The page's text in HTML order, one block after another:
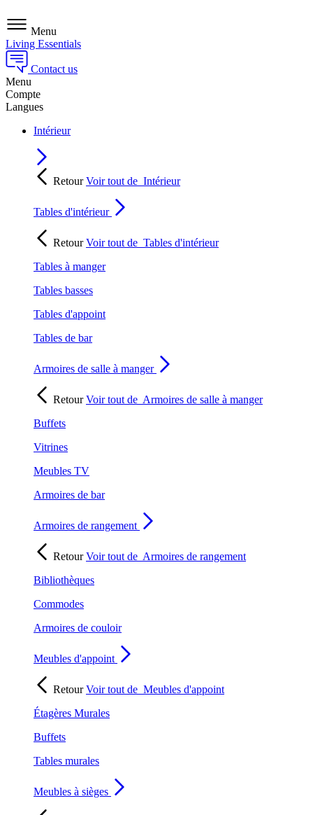
Menu
Living Essentials
Contact us
Menu
Compte
Langues
Intérieur
RetourVoir tout de Intérieur
Tables d'intérieur
RetourVoir tout de Tables d'intérieur
Tables à manger
Tables basses
Tables d'appoint
Tables de bar
Armoires de salle à manger
RetourVoir tout de Armoires de salle à manger
Buffets
Vitrines
Meubles TV
Armoires de bar
Armoires de rangement
RetourVoir tout de Armoires de rangement
Bibliothèques
Commodes
Armoires de couloir
Meubles d'appoint
RetourVoir tout de Meubles d'appoint
Étagères Murales
Buffets
Tables murales
Meubles à sièges